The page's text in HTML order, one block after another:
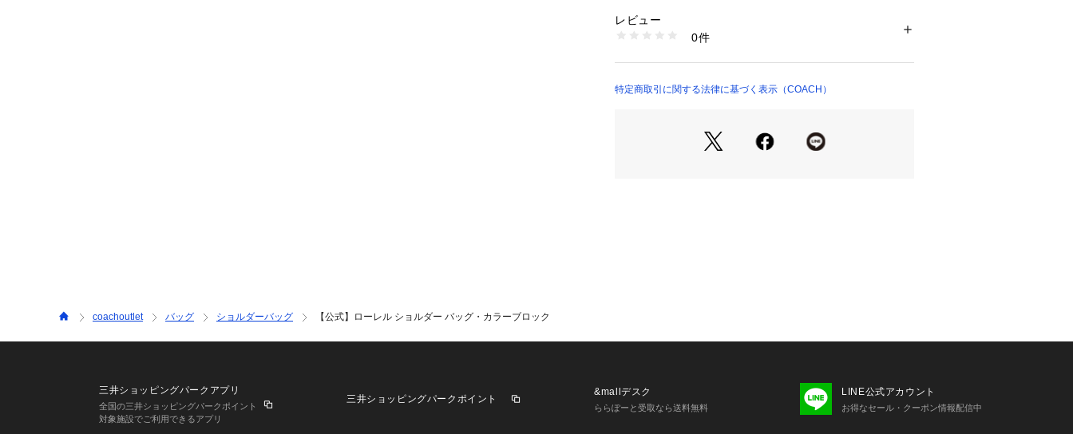
m（肩掛け＆斜め掛けの2WAY仕様）
※お好みで別売りストラップに付け替えてアレンジ可
・ 11インチiPad Pro、コーチ長財布まで収納可能
商品番号：
CT850#SVMU4 （ショップ）
レビュー
0件
特定商取引に関する法律に基づく表示（COACH）
coachoutlet バッグ ショルダーバッグ 【公式】ローレル ショルダー バッグ・カラーブロック
三井ショッピングパークアプリ
全国の三井ショッピングパークポイント
対象施設でご利用できるアプリ
三井ショッピングパークポイント
&mallデスク
ららぽーと受取なら送料無料
LINE公式アカウント
お得なセール・クーポン情報配信中